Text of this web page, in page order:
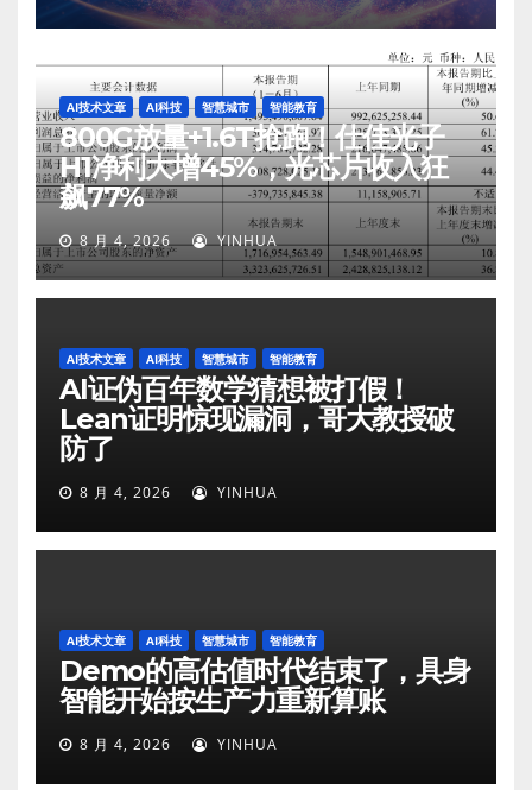
AI技术文章 AI科技 智慧城市 智能教育
800G放量+1.6T抢跑！仕佳光子
H1净利大增45%，光芯片收入狂
飙77%
8 月 4, 2026 YINHUA
AI技术文章 AI科技 智慧城市 智能教育
AI证伪百年数学猜想被打假！
Lean证明惊现漏洞，哥大教授破
防了
8 月 4, 2026 YINHUA
AI技术文章 AI科技 智慧城市 智能教育
Demo的高估值时代结束了，具身
智能开始按生产力重新算账
8 月 4, 2026 YINHUA